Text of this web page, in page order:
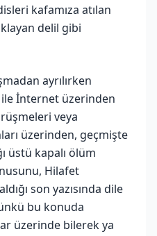
kafamıza atılan
delil gibi
ayrılırken
ile İnternet üzerinden
veya
üzerinden, geçmişte
üstü kapalı ölüm
Hilafet
son yazısında dile
bu konuda
üzerinde bilerek ya